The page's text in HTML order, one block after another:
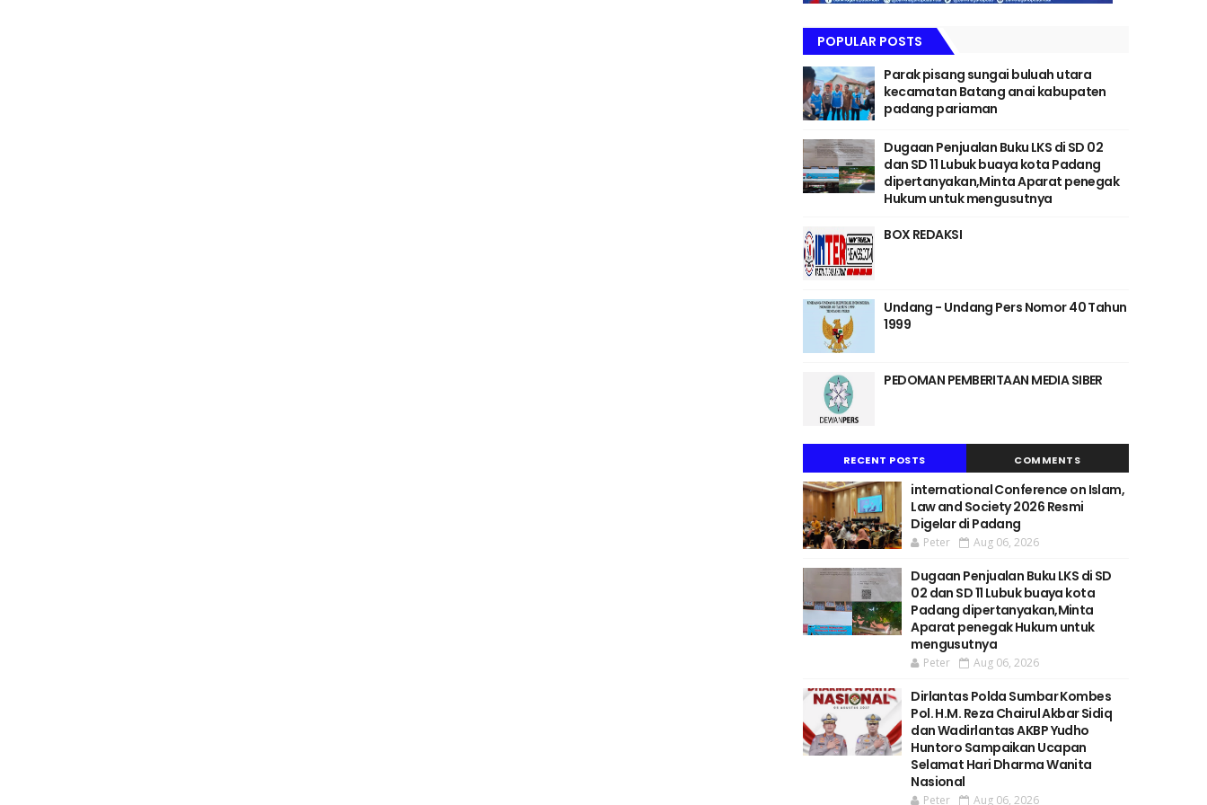
POPULAR POSTS
Parak pisang sungai buluah utara
kecamatan Batang anai kabupaten
padang pariaman
Dugaan Penjualan Buku LKS di SD 02
dan SD 11 Lubuk buaya kota Padang
dipertanyakan,Minta Aparat penegak
Hukum untuk mengusutnya
BOX REDAKSI
Undang - Undang Pers Nomor 40 Tahun
1999
PEDOMAN PEMBERITAAN MEDIA SIBER
RECENT POSTS COMMENTS
international Conference on Islam,
Law and Society 2026 Resmi
Digelar di Padang
Peter Aug 06, 2026
Dugaan Penjualan Buku LKS di SD
02 dan SD 11 Lubuk buaya kota
Padang dipertanyakan,Minta
Aparat penegak Hukum untuk
mengusutnya
Peter Aug 06, 2026
Dirlantas Polda Sumbar Kombes
Pol. H.M. Reza Chairul Akbar Sidiq
dan Wadirlantas AKBP Yudho
Huntoro Sampaikan Ucapan
Selamat Hari Dharma Wanita
Nasional
Peter Aug 06, 2026